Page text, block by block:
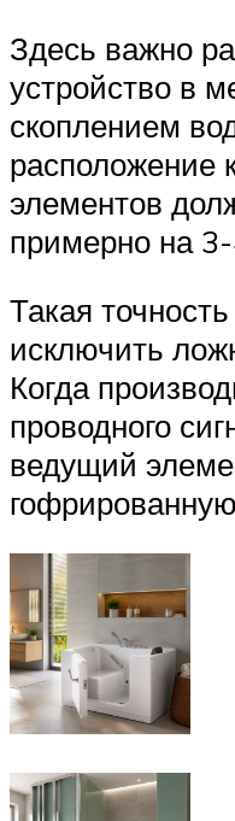
Здесь важно
устройство в
скоплением
расположение
элементов
примерно на
Такая
исключить
Когда
проводного
ведущий